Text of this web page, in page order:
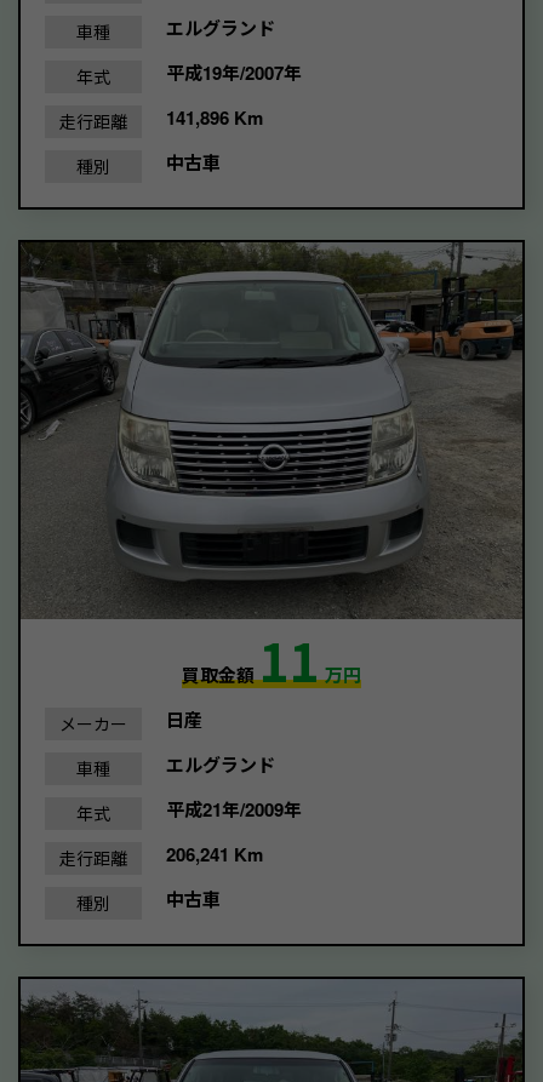
車種 エルグランド
年式 平成19年/2007年
走行距離 141,896 Km
種別 中古車
買取金額11万円
メーカー 日産
車種 エルグランド
年式 平成21年/2009年
走行距離 206,241 Km
種別 中古車